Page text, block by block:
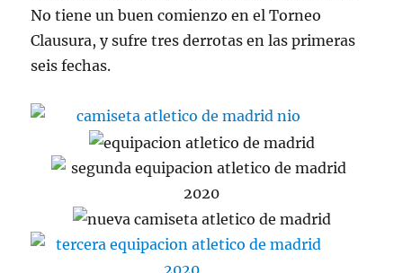
No tiene un buen comienzo en el Torneo
Clausura, y sufre tres derrotas en las primeras
seis fechas.